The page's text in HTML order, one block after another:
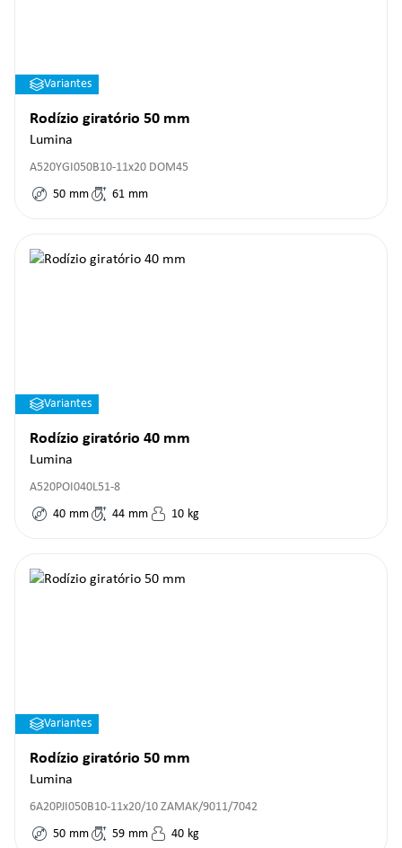
Variantes
Rodízio giratório 50 mm
Lumina
A520YGI050B10-11x20 DOM45
50 mm 61 mm
Variantes
Rodízio giratório 40 mm
Lumina
A520POI040L51-8
40 mm 44 mm 10 kg
Variantes
Rodízio giratório 50 mm
Lumina
6A20PJI050B10-11x20/10 ZAMAK/9011/7042
50 mm 59 mm 40 kg